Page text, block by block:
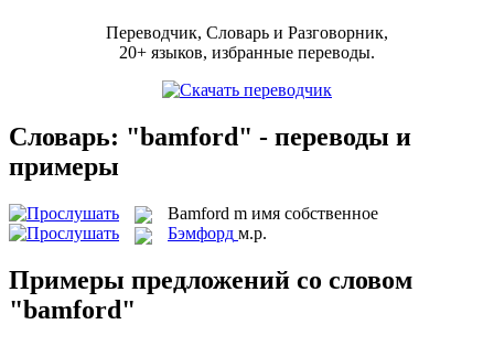
Переводчик, Словарь и Разговорник,
20+ языков, избранные переводы.
Словарь: "bamford" - переводы и
примеры
Bamford m имя собственное
Бэмфорд м.р.
Примеры предложений со словом
"bamford"